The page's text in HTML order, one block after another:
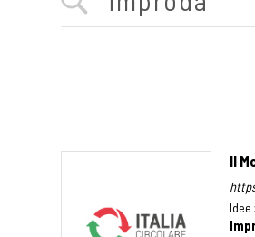
Il
Idee